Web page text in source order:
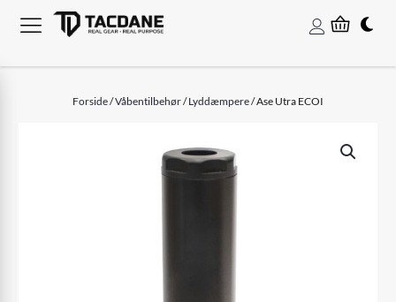
Forside/Våbentilbehør/Lyddæmpere/ Ase Utra ECOI